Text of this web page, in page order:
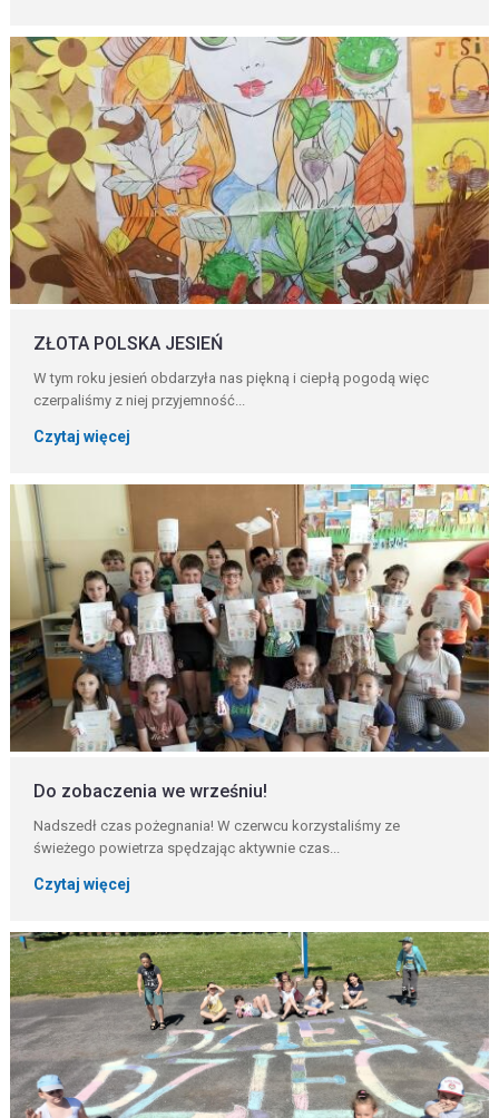
ZŁOTA POLSKA JESIEŃ
W tym roku jesień obdarzyła nas piękną i ciepłą pogodą więc
czerpaliśmy z niej przyjemność...
Czytaj więcej
Do zobaczenia we wrześniu!
Nadszedł czas pożegnania! W czerwcu korzystaliśmy ze
świeżego powietrza spędzając aktywnie czas...
Czytaj więcej